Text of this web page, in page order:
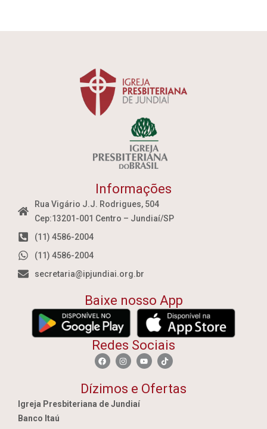
Informações
Rua Vigário J.J. Rodrigues, 504
Cep:13201-001 Centro – Jundiaí/SP
(11) 4586-2004
(11) 4586-2004
secretaria@ipjundiai.org.br
Baixe nosso App
Redes Sociais
Dízimos e Ofertas
Igreja Presbiteriana de Jundiaí
Banco Itaú